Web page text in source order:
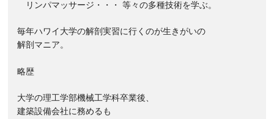
リンパマッサージ・・・ 等々の多種技術を学ぶ。
毎年ハワイ大学の解剖実習に行くのが生きがいの
解剖マニア。
略歴
大学の理工学部機械工学科卒業後、
建築設備会社に務めるも